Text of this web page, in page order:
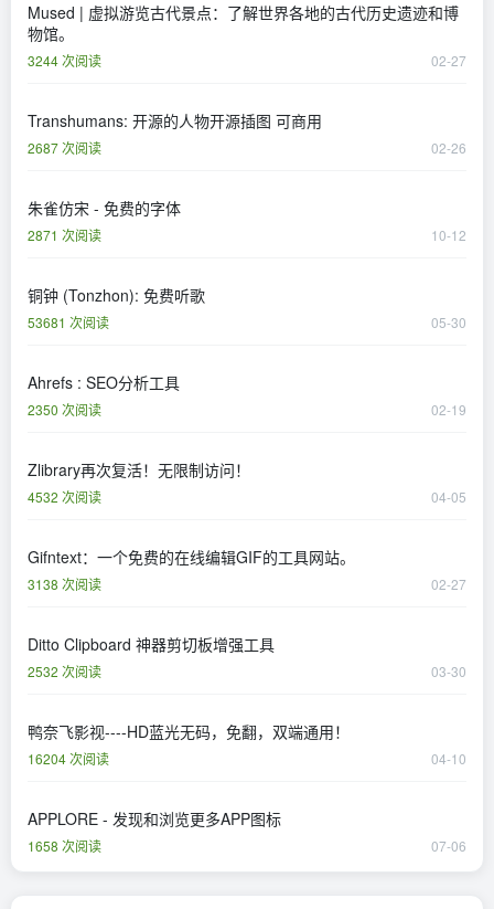
Mused | 虚拟游览古代景点：了解世界各地的古代历史遗迹和博
物馆。
3244 次阅读 02-27
Transhumans: 开源的人物开源插图 可商用
2687 次阅读 02-26
朱雀仿宋 - 免费的字体
2871 次阅读 10-12
铜钟 (Tonzhon): 免费听歌
53681 次阅读 05-30
Ahrefs : SEO分析工具
2350 次阅读 02-19
Zlibrary再次复活！无限制访问！
4532 次阅读 04-05
Gifntext：一个免费的在线编辑GIF的工具网站。
3138 次阅读 02-27
Ditto Clipboard 神器剪切板增强工具
2532 次阅读 03-30
鸭奈飞影视----HD蓝光无码，免翻，双端通用！
16204 次阅读 04-10
APPLORE - 发现和浏览更多APP图标
1658 次阅读 07-06